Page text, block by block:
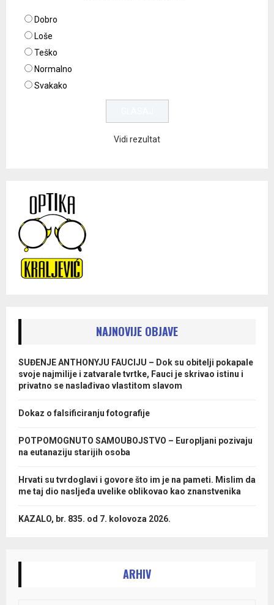
Dobro
Loše
Teško
Normalno
Svakako
Vidi rezultat
NAJNOVIJE OBJAVE
SUĐENJE ANTHONYJU FAUCIJU – Dok su obitelji pokapale
svoje najmilije i zatvarale tvrtke, Fauci je skrivao istinu i
privatno se naslađivao vlastitom slavom
Dokaz o falsificiranju fotografije
POTPOMOGNUTO SAMOUBOJSTVO – Europljani pozivaju
na eutanaziju starijih osoba
Hrvati su tvrdoglavi i govore što im je na pameti. Mislim da
me taj dio nasljeđa uvelike oblikovao kao znanstvenika
KAZALO, br. 835. od 7. kolovoza 2026.
ARHIV